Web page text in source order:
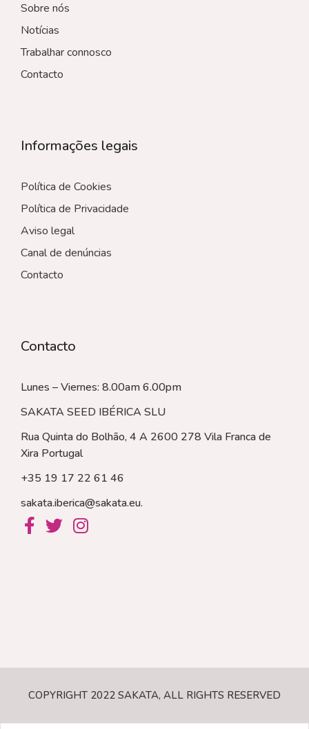
Sobre nós
Notícias
Trabalhar connosco
Contacto
Informações legais
Política de Cookies
Política de Privacidade
Aviso legal
Canal de denúncias
Contacto
Contacto
Lunes – Viernes: 8.00am 6.00pm
SAKATA SEED IBÉRICA SLU
Rua Quinta do Bolhão, 4 A 2600 278 Vila Franca de
Xira Portugal
+35 19 17 22 61 46
sakata.iberica@sakata.eu.
COPYRIGHT 2022 SAKATA, ALL RIGHTS RESERVED